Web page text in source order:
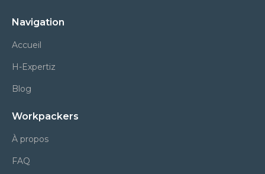
Navigation
Accueil
H-Expertiz
Blog
Workpackers
À propos
FAQ